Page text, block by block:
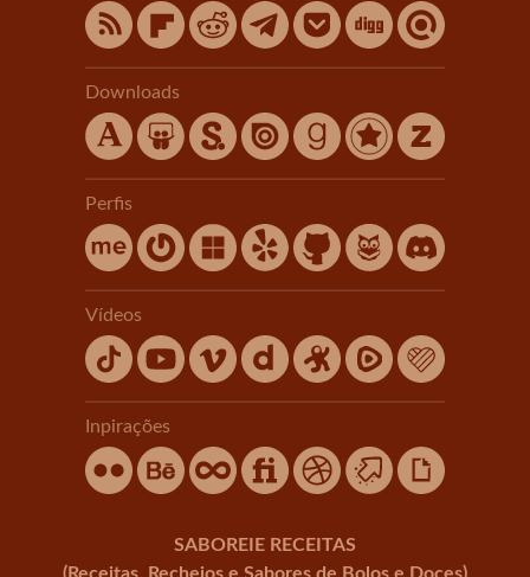
Downloads
Perfis
Vídeos
Inpirações
SABOREIE RECEITAS